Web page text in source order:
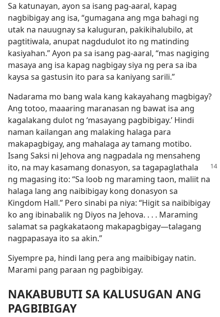
Sa katunayan, ayon sa isang pag-aaral, kapag
nagbibigay ang isa, “gumagana ang mga bahagi ng
utak na nauugnay sa kaluguran, pakikihalubilo, at
pagtitiwala, anupat nagdudulot ito ng matinding
kasiyahan.” Ayon pa sa isang pag-aaral, “mas nagiging
masaya ang isa kapag nagbigay siya ng pera sa iba
kaysa sa gastusin ito para sa kaniyang sarili.”
Nadarama mo bang wala kang kakayahang magbigay?
Ang totoo, maaaring maranasan ng bawat isa ang
kagalakang dulot ng ‘masayang pagbibigay.’ Hindi
naman kailangan ang malaking halaga para
makapagbigay, ang mahalaga ay tamang motibo.
Isang Saksi ni Jehova ang nagpadala ng mensaheng
ito, na may kasamang donasyon, sa tagapaglathala
ng magasing ito: “Sa loob ng maraming taon, maliit na
halaga lang ang naibibigay kong donasyon sa
Kingdom Hall.” Pero sinabi pa niya: “Higit sa naibibigay
ko ang ibinabalik ng Diyos na Jehova. . . . Maraming
salamat sa pagkakataong makapagbigay—talagang
nagpapasaya ito sa akin.”
Siyempre pa, hindi lang pera ang maibibigay natin.
Marami pang paraan ng pagbibigay.
NAKABUBUTI SA KALUSUGAN ANG
PAGBIBIGAY